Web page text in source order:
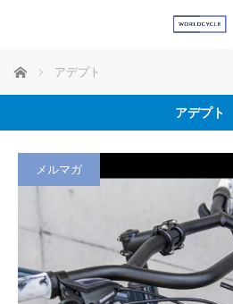
ホーム アデプト
アデプト
メルマガ